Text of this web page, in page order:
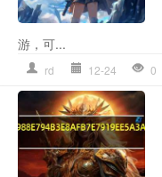
游，可...
rd 12-24 0